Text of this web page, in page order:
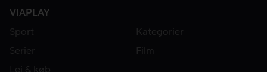
VIAPLAY
Sport
Kategorier
Serier
Film
Lej & køb